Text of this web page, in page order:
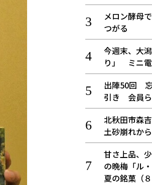
メロン酵母
つがる
今週末、大
り」 ミニ
出陣50回
引き 会員
北秋田市森
土砂崩れか
甘さ上品、
の晩梅「ル
夏の銘菓（８